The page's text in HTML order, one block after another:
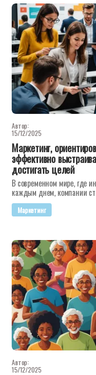
Автор:
15/12/2025
Маркетинг,
эффективно
достигать целей
В современном мире, где
каждым днем, компании
Маркетинг
Автор:
15/12/2025